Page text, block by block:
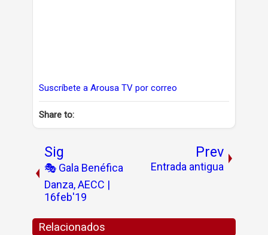
Suscríbete a Arousa TV por correo
Share to:
Sig
🎭 Gala Benéfica
Danza, AECC |
16feb'19
Prev
Entrada antigua
Relacionados